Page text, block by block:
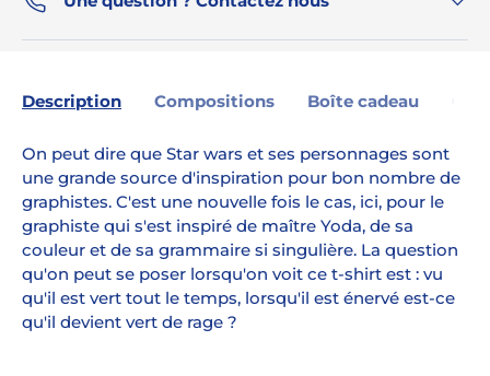
Description Compositions Boîte cadeau
On peut dire que Star wars et ses personnages sont
une grande source d'inspiration pour bon nombre de
graphistes. C'est une nouvelle fois le cas, ici, pour le
graphiste qui s'est inspiré de maître Yoda, de sa
couleur et de sa grammaire si singulière. La question
qu'on peut se poser lorsqu'on voit ce t-shirt est : vu
qu'il est vert tout le temps, lorsqu'il est énervé est-ce
qu'il devient vert de rage ?